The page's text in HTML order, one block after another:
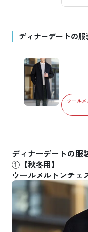
ディナーデートの
ウールメ
ディナーデートの服
①【秋冬用】
ウールメルトンチェ